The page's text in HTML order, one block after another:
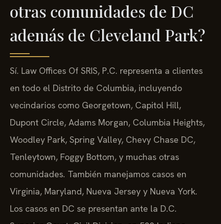
otras comunidades de DC
además de Cleveland Park?
Sí. Law Offices Of SRIS, P.C. representa a clientes
en todo el Distrito de Columbia, incluyendo
vecindarios como Georgetown, Capitol Hill,
Dupont Circle, Adams Morgan, Columbia Heights,
Woodley Park, Spring Valley, Chevy Chase DC,
Tenleytown, Foggy Bottom, y muchas otras
comunidades. También manejamos casos en
Virginia, Maryland, Nueva Jersey y Nueva York.
Los casos en DC se presentan ante la D.C.